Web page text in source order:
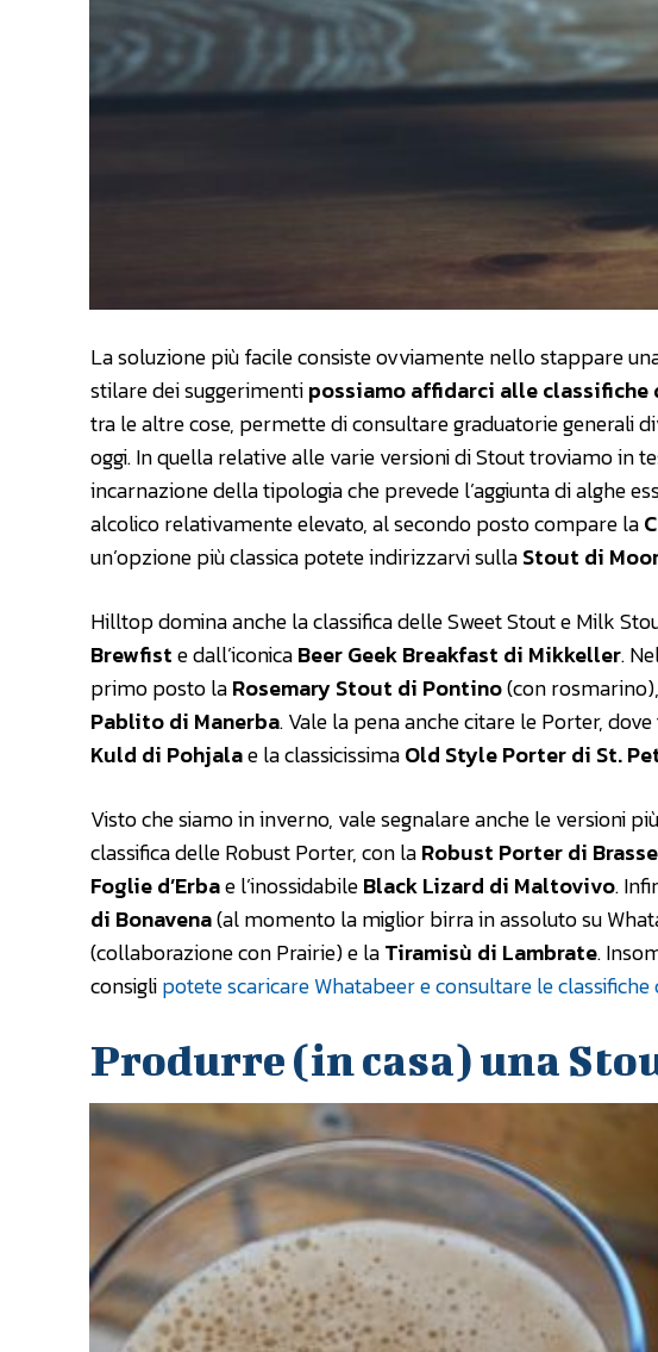
La soluzione più facile consiste ovviamente nello stappare
stilare dei suggerimentipossiamo affidarci alle classifiche
tra le altre cose, permette di consultare graduatorie generali
oggi. In quella relative alle varie versioni di Stout troviamo in
incarnazione della tipologia che prevede l’aggiunta di alghe
alcolico relativamente elevato, al secondo posto compare la
un’opzione più classica potete indirizzarvi sullaStout di
Hilltop domina anche la classifica delle Sweet Stout e Milk
Brewfiste dall’iconicaBeer Geek Breakfast di Mikkeller.
primo posto laRosemary Stout di Pontino(con
Pablito di Manerba. Vale la pena anche citare le Porter,
Kuld di Pohjalae la classicissimaOld Style Porter di St.
Visto che siamo in inverno, vale segnalare anche le versioni
classifica delle Robust Porter, con laRobust Porter di
Foglie d’Erbae l’inossidabileBlack Lizard di Maltovivo.
di Bonavena(al momento la miglior birra in assoluto su
(collaborazione con Prairie) e laTiramisù di Lambrate.
consiglipotete scaricare Whatabeer e consultare le
Produrre (in casa) una